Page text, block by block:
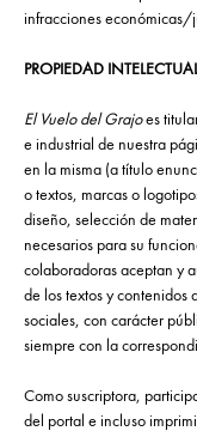
infracciones
PROPIEDAD
El Vuelo del Grajoes
e industrial de nuestra
en la misma (a título
o textos, marcas o
diseño, selección de
necesarios para su
colaboradoras aceptan y
de los textos y contenidos
sociales, con carácter
siempre con la
Como suscriptora,
del portal e incluso